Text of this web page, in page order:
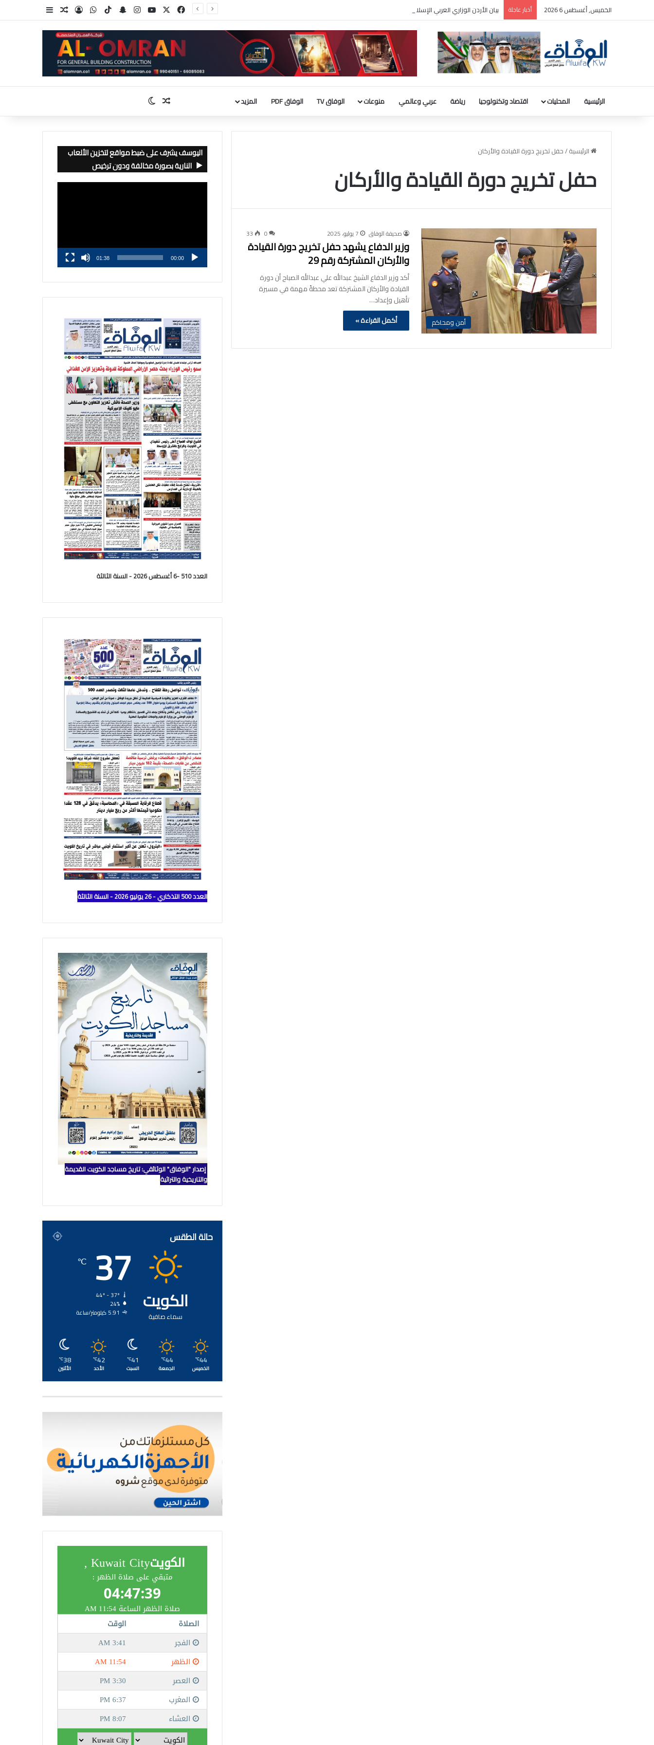
الخميس, أغسطس 6 2026 أخبار عاجلة بيان الأردن الوزاري العربي الإسلامي : إطلاق تحرك لحشد موقف دولي لاحترام الوضع التاريخي بالقدس فيسبوك ‫YouTubeانستقرامسناب تشات
‫TikTok واتسابتسجيل الدخولمقال عشوائي
الرئيسية المحليات اقتصاد وتكنولوجيا رياضة عربي وعالمي منوعات الوفاق TV الوفاق PDF المزيد مقال عشوائي
الرئيسية/حفل تخريج دورة القيادة والأركان
حفل تخريج دورة القيادة والأركان
أمن ومحاكم
صحيفة الوفاق 7 يوليو، 2025 0
33
وزير الدفاع يشهد حفل تخريج دورة القيادة
والأركان المشتركة رقم 29
أكد وزير الدفاع الشيخ عبدالله علي عبدالله الصباح أن دورة
القيادة والأركان المشتركة تعد محطةً مهمة في مسيرة
تأهيل وإعداد…
أكمل القراءة »
اليوسف يشرف على ضبط مواقع لتخزين الألعاب
النارية بصورة مخالفة ودون ترخيص
00:00
01:38
العدد 510 -6 أغسطس 2026 - السنة الثالثة
العدد 500 التذكاري - 26 يوليو 2026 - السنة الثالثة
إصدار "الوفاق" الوثائقي: تاريخ مساجد الكويت القديمة
والتاريخية والتراثية
حالة الطقس
الكويت
سماء صافية
37
℃
24%
5.91 كيلومتر/ساعة
44
℃
الخميس
44
℃
الجمعة
41
℃
السبت
42
℃
الأحد
38
℃
الأثنين